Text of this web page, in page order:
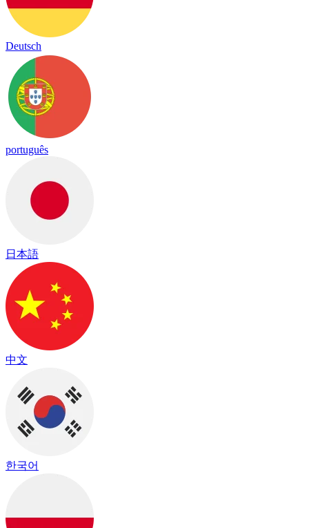
Deutsch
português
日本語
中文
한국어